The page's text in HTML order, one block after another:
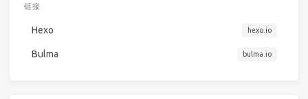
链接
Hexo hexo.io
Bulma bulma.io